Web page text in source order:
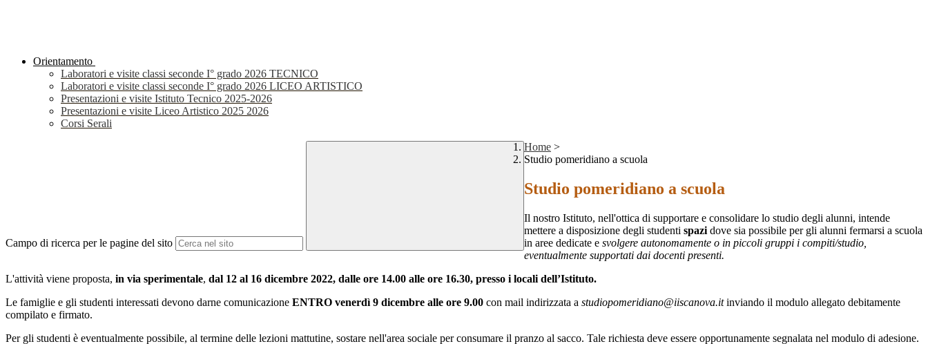
Orientamento
Laboratori e visite classi seconde I° grado 2026 TECNICO
Laboratori e visite classi seconde I° grado 2026 LICEO ARTISTICO
Presentazioni e visite Istituto Tecnico 2025-2026
Presentazioni e visite Liceo Artistico 2025 2026
Corsi Serali
Campo di ricerca per le pagine del sito
Home >
Studio pomeridiano a scuola
Studio pomeridiano a scuola
Il nostro Istituto, nell'ottica di supportare e consolidare lo studio degli alunni, intende
mettere a disposizione degli studenti spazi dove sia possibile per gli alunni fermarsi a scuola
in aree dedicate e svolgere autonomamente o in piccoli gruppi i compiti/studio,
eventualmente supportati dai docenti presenti.
L'attività viene proposta, in via sperimentale, dal 12 al 16 dicembre 2022, dalle ore 14.00 alle ore 16.30, presso i locali dell’Istituto.
Le famiglie e gli studenti interessati devono darne comunicazione ENTRO venerdì 9 dicembre alle ore 9.00 con mail indirizzata a studiopomeridiano@iiscanova.itinviando il modulo allegato debitamente
compilato e firmato.
Per gli studenti è eventualmente possibile, al termine delle lezioni mattutine, sostare nell'area sociale per consumare il pranzo al sacco. Tale richiesta deve essere opportunamente segnalata nel modulo di adesione.